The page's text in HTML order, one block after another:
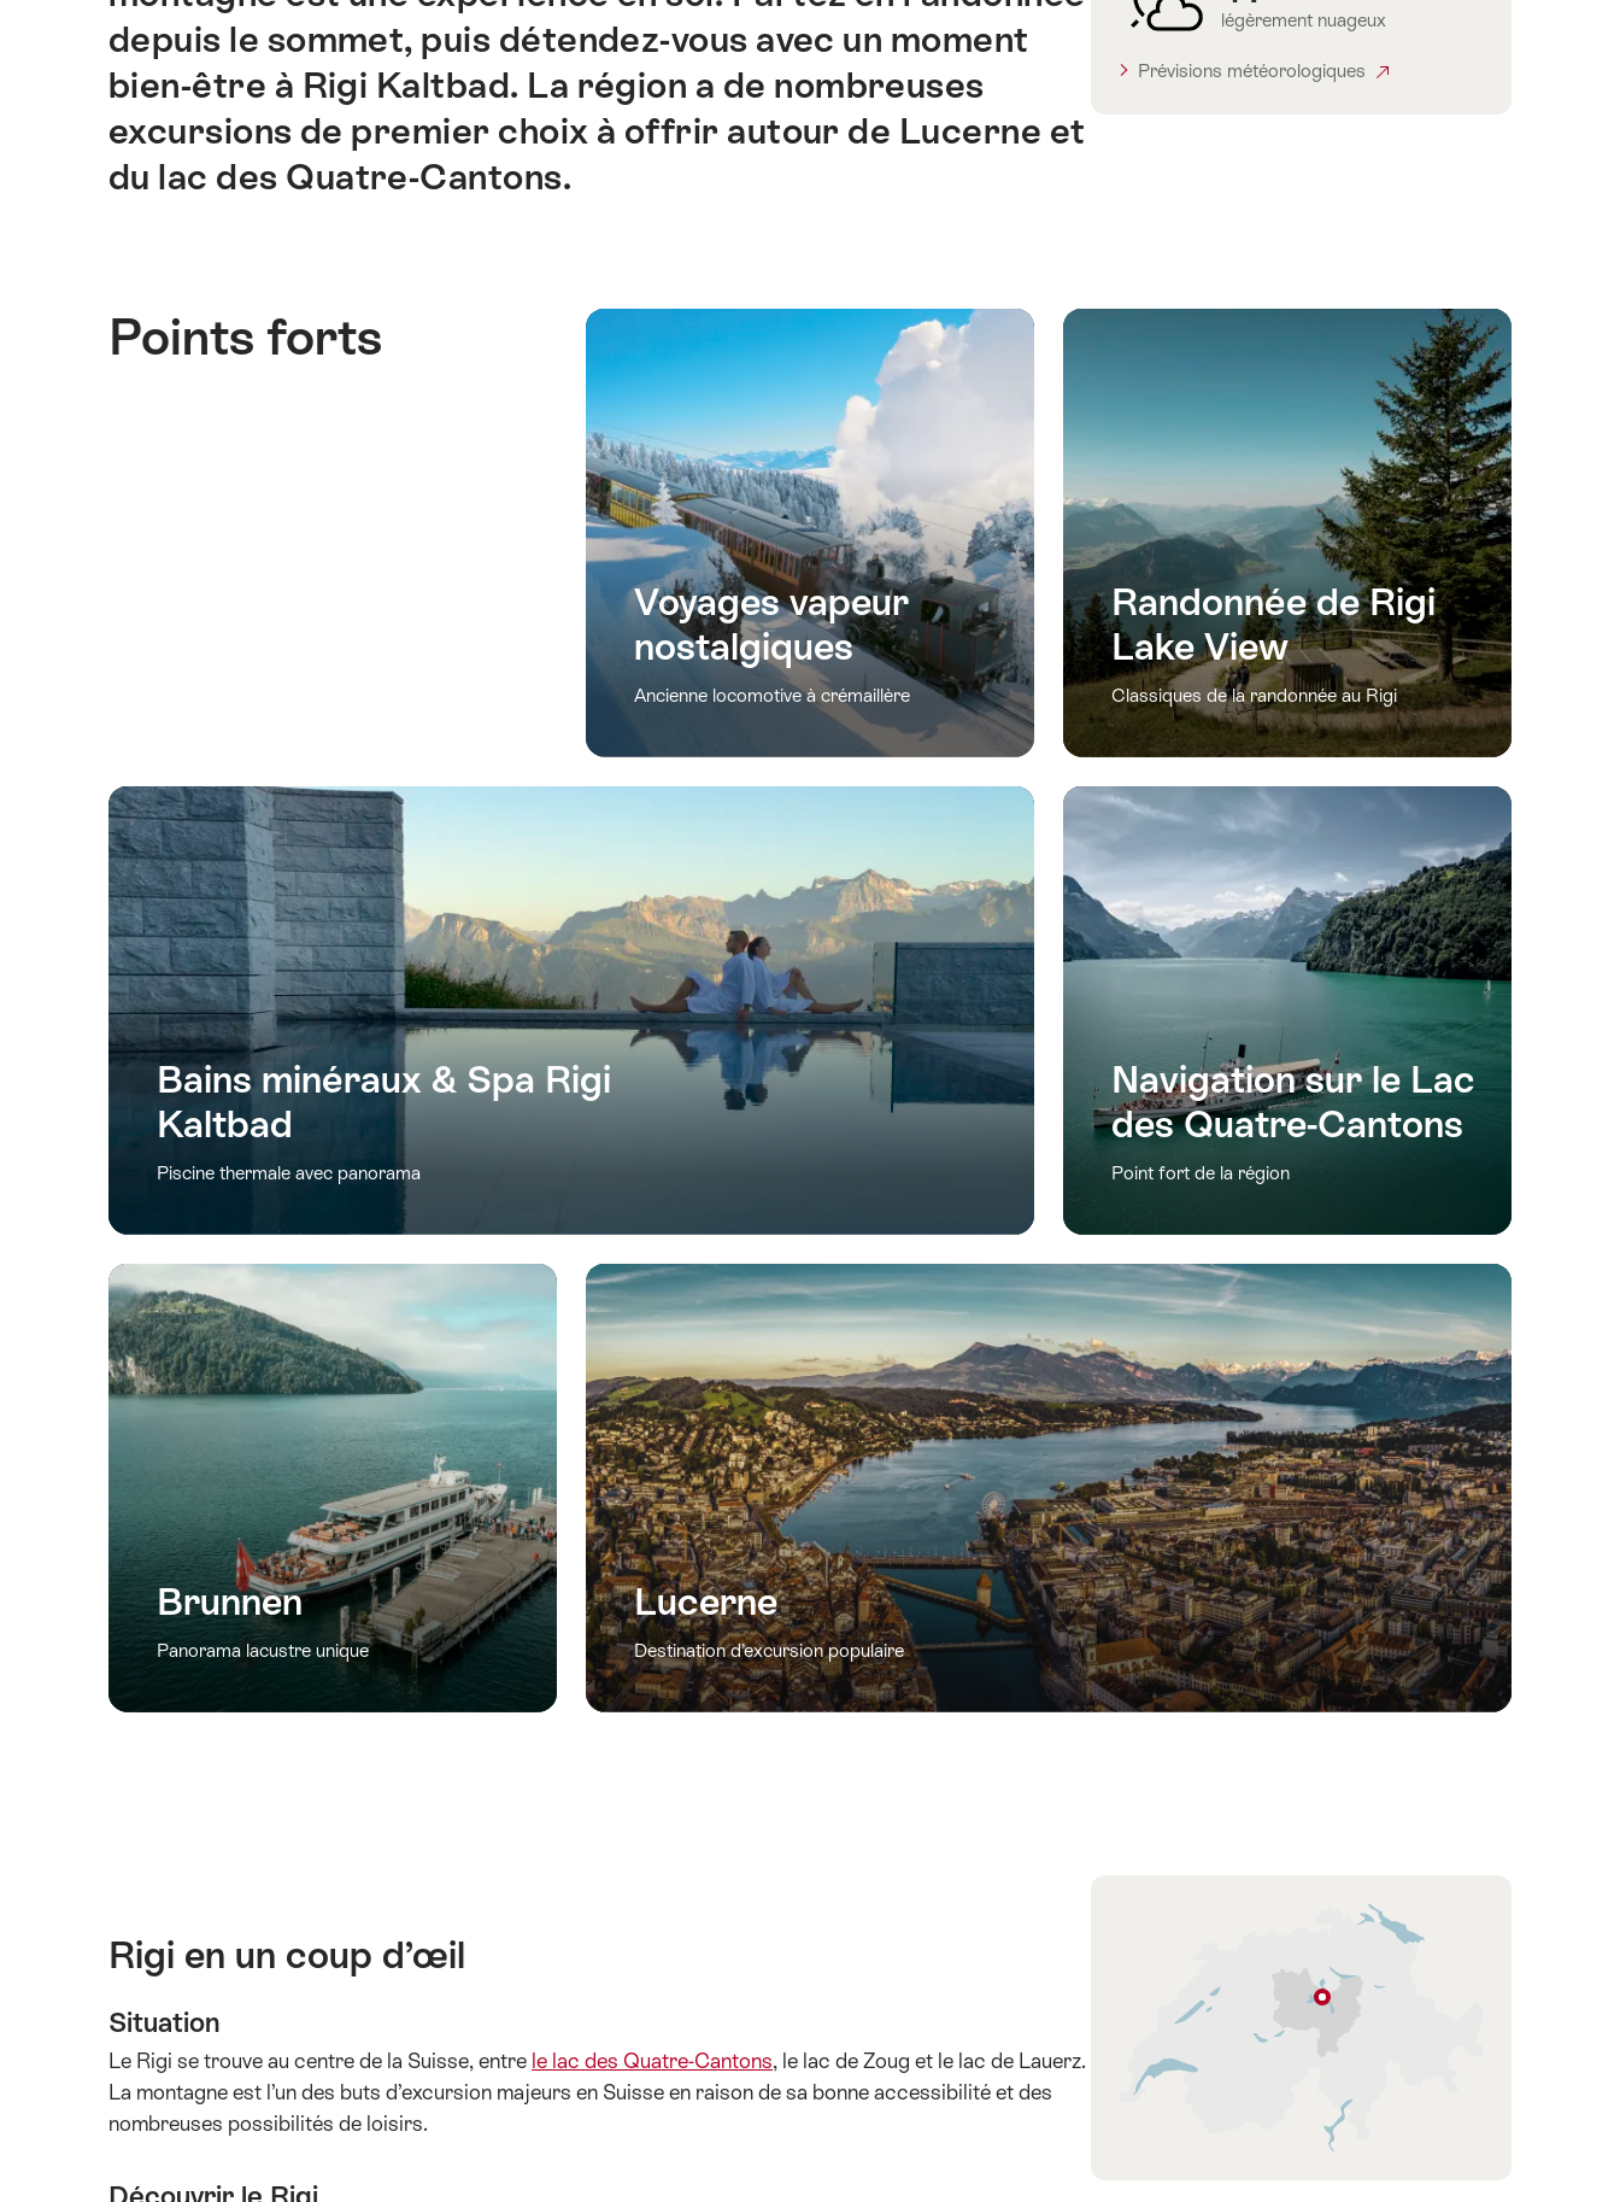
page.
depuis le sommet, puis détendez-vous avec un moment
bien-être à Rigi Kaltbad. La région a de nombreuses
excursions de premier choix à offrir autour de Lucerne et
du lac des Quatre-Cantons.
légèrement nuageux
Prévisions météorologiques
Points forts
Voyages vapeur
nostalgiques
Ancienne locomotive à crémaillère
Randonnée de Rigi
Lake View
Classiques de la randonnée au Rigi
Bains minéraux & Spa Rigi
Kaltbad
Piscine thermale avec panorama
Navigation sur le Lac
des Quatre-Cantons
Point fort de la région
Brunnen
Panorama lacustre unique
Lucerne
Destination d’excursion populaire
Rigi en un coup d’œil
Situation
Le Rigi se trouve au centre de la Suisse, entre le lac des Quatre-Cantons, le lac de Zoug et le lac de Lauerz.
La montagne est l’un des buts d’excursion majeurs en Suisse en raison de sa bonne accessibilité et des
nombreuses possibilités de loisirs.
Rigi
des
Quatre-